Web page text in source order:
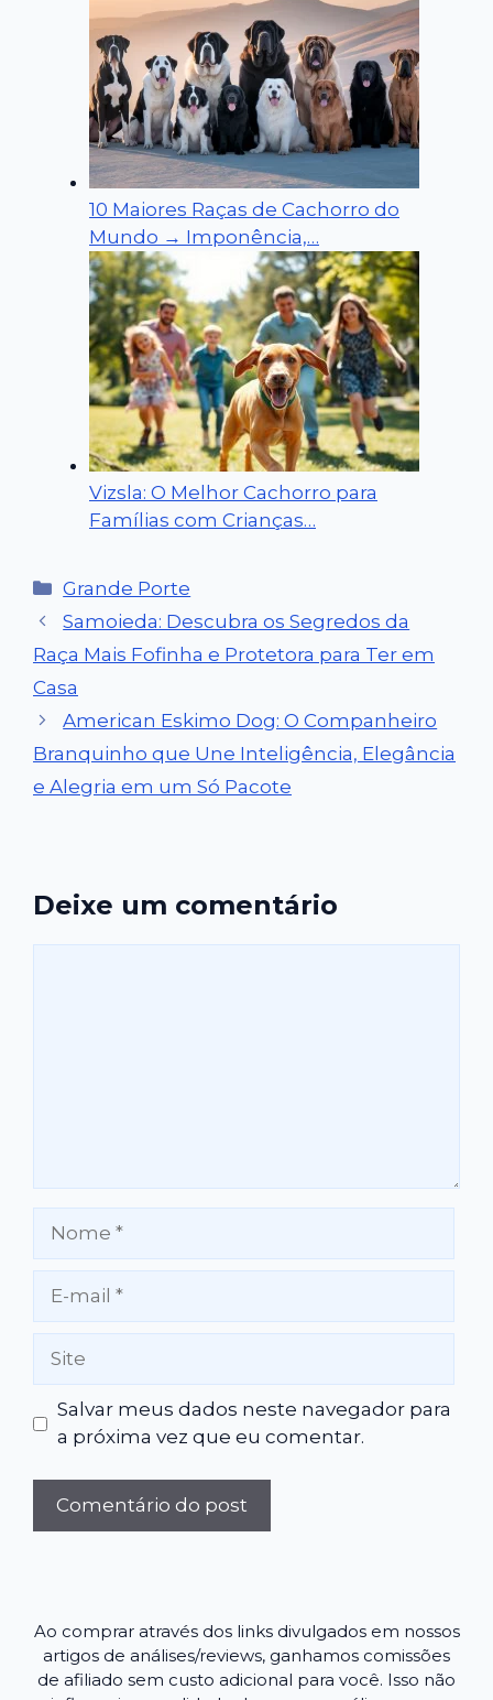
10 Maiores Raças de Cachorro do
Mundo → Imponência,…
Vizsla: O Melhor Cachorro para
Famílias com Crianças…
Categorias
Grande Porte
Samoieda: Descubra os Segredos da
Raça Mais Fofinha e Protetora para Ter em
Casa
American Eskimo Dog: O Companheiro
Branquinho que Une Inteligência, Elegância
e Alegria em um Só Pacote
Deixe um comentário
Site
Salvar meus dados neste navegador para
a próxima vez que eu comentar.
Ao comprar através dos links divulgados em nossos
artigos de análises/reviews, ganhamos comissões
de afiliado sem custo adicional para você. Isso não